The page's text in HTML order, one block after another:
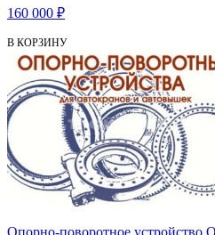
160 000 ₽
В КОРЗИНУ
Опорно-поворотное устройство